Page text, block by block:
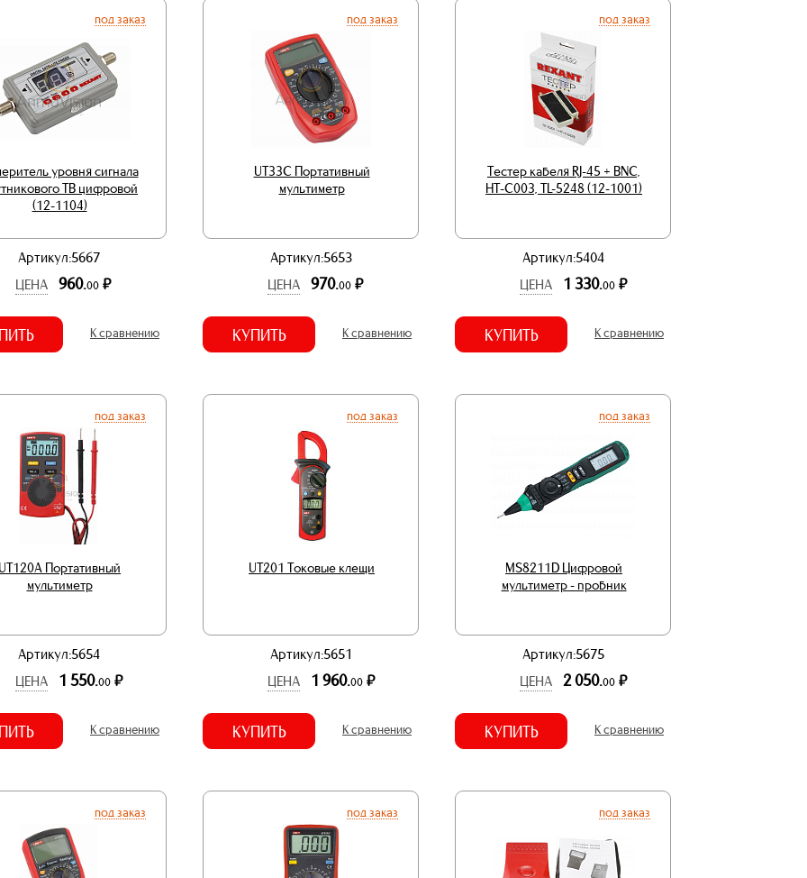
под заказ
уровня сигнала
ТВ цифровой
(12-1104)
Артикул:5667
ЦЕНА
960.00 р.
К сравнению
под заказ
UT33C Портативный
мультиметр
Артикул:5653
ЦЕНА
970.00 р.
КУПИТЬ К сравнению
под заказ
Тестер кабеля RJ-45 + BNC,
HT-C003, TL-5248 (12-1001)
Артикул:5404
ЦЕНА
1 330.00 р.
КУПИТЬ К сравнению
под заказ
Портативный
мультиметр
Артикул:5654
ЦЕНА
1 550.00 р.
К сравнению
под заказ
UT201 Токовые клещи
Артикул:5651
ЦЕНА
1 960.00 р.
КУПИТЬ К сравнению
под заказ
MS8211D Цифровой
мультиметр - пробник
Артикул:5675
ЦЕНА
2 050.00 р.
КУПИТЬ К сравнению
под заказ под заказ под заказ